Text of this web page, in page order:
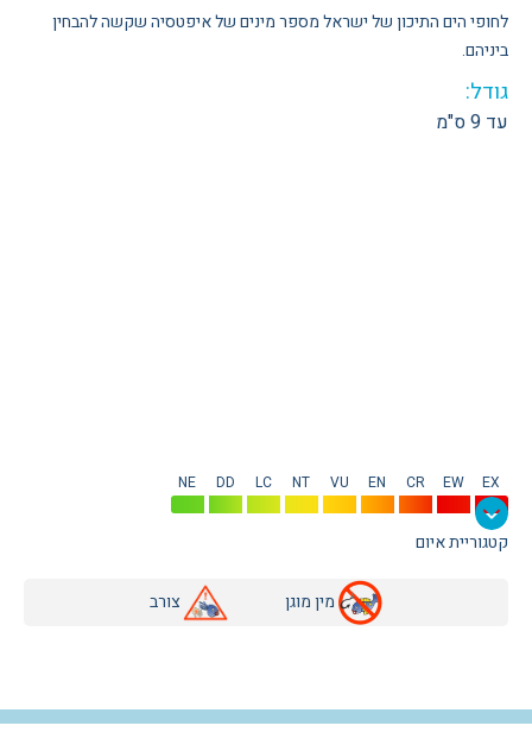
לחופי הים התיכון של ישראל מספר מינים של איפטסיה שקשה להבחין
ביניהם.
גודל:
עד 9 ס"מ
EX
EW
CR
EN
VU
NT
LC
DD
NE
קטגוריית איום
מין מוגן צורב